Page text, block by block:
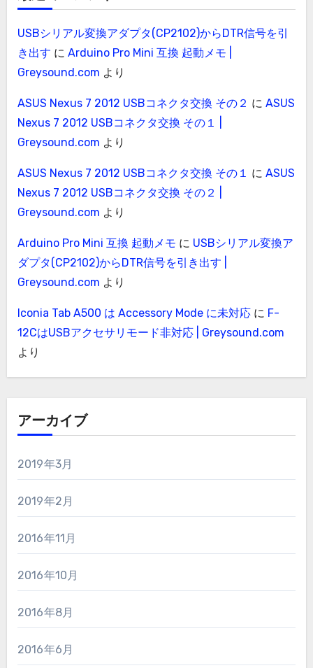
USBシリアル変換アダプタ(CP2102)からDTR信号を引
き出す に Arduino Pro Mini 互換 起動メモ |
Greysound.com より
ASUS Nexus 7 2012 USBコネクタ交換 その２ に ASUS
Nexus 7 2012 USBコネクタ交換 その１ |
Greysound.com より
ASUS Nexus 7 2012 USBコネクタ交換 その１ に ASUS
Nexus 7 2012 USBコネクタ交換 その２ |
Greysound.com より
Arduino Pro Mini 互換 起動メモ に USBシリアル変換ア
ダプタ(CP2102)からDTR信号を引き出す |
Greysound.com より
Iconia Tab A500 は Accessory Mode に未対応に F-
12CはUSBアクセサリモード非対応 | Greysound.com
より
アーカイブ
2019年3月
2019年2月
2016年11月
2016年10月
2016年8月
2016年6月